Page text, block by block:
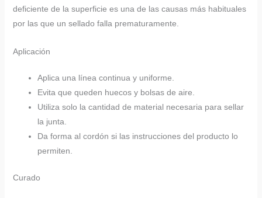
deficiente de la superficie es una de las causas más habituales
por las que un sellado falla prematuramente.
Aplicación
Aplica una línea continua y uniforme.
Evita que queden huecos y bolsas de aire.
Utiliza solo la cantidad de material necesaria para sellar
la junta.
Da forma al cordón si las instrucciones del producto lo
permiten.
Curado